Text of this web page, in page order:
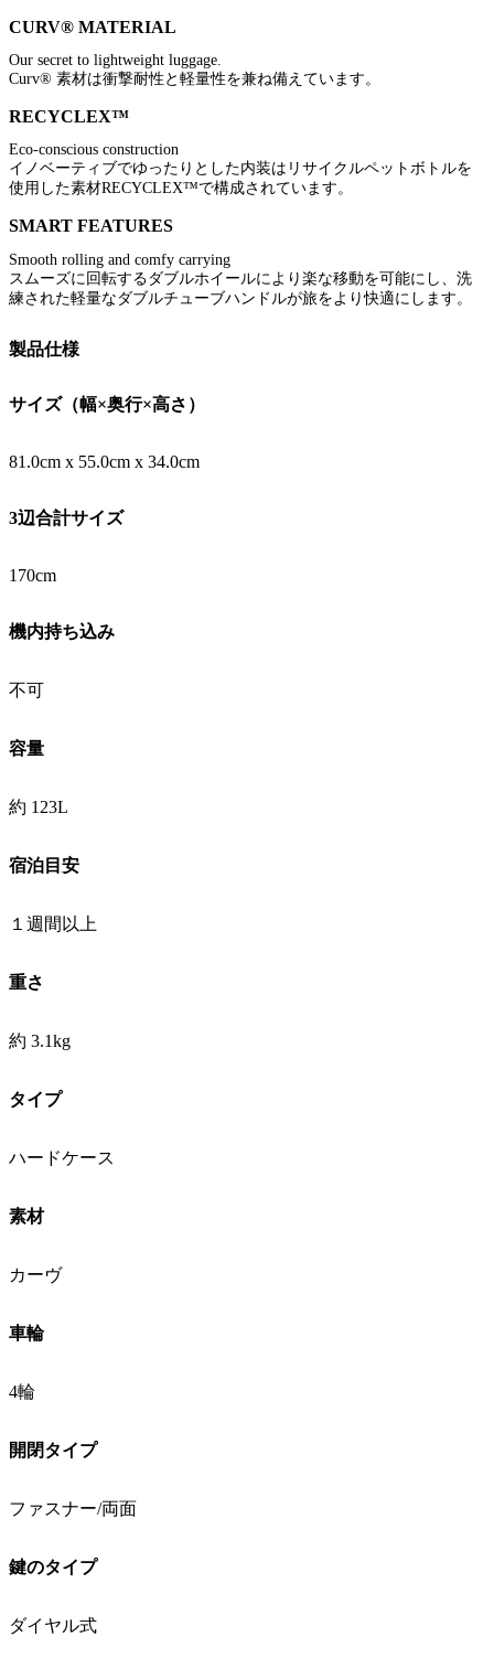
CURV® MATERIAL
Our secret to lightweight luggage.
Curv® 素材は衝撃耐性と軽量性を兼ね備えています。
RECYCLEX™
Eco-conscious construction
イノベーティブでゆったりとした内装はリサイクルペットボトルを
使用した素材RECYCLEX™で構成されています。
SMART FEATURES
Smooth rolling and comfy carrying
スムーズに回転するダブルホイールにより楽な移動を可能にし、洗
練された軽量なダブルチューブハンドルが旅をより快適にします。
製品仕様
サイズ（幅×奥行×高さ）
81.0cm x 55.0cm x 34.0cm
3辺合計サイズ
170cm
機内持ち込み
不可
容量
約 123L
宿泊目安
１週間以上
重さ
約 3.1kg
タイプ
ハードケース
素材
カーヴ
車輪
4輪
開閉タイプ
ファスナー/両面
鍵のタイプ
ダイヤル式